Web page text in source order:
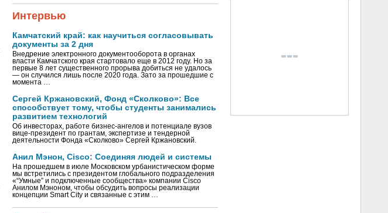
Интервью
Камчатский край: как научиться согласовывать
документы за 2 дня
Внедрение электронного документооборота в органах
власти Камчатского края стартовало еще в 2012 году. Но за
первые 8 лет существенного прорыва добиться не удалось
— он случился лишь после 2020 года. Зато за прошедшие с
момента …
Сергей Кржановский, Фонд «Сколково»: Все
способствует тому, чтобы студенты занимались
развитием технологий
Об инвесторах, работе бизнес-ангелов и потенциале вузов
вице-президент по грантам, экспертизе и тендерной
деятельности Фонда «Сколково» Сергей Кржановский.
Анил Мэнон, Cisco: Соединяя людей и системы
На прошедшем в июле Московском урбанистическом форме
мы встретились с президентом глобального подразделения
«“Умные” и подключенные сообщества» компании Cisco
Анилом Мэноном, чтобы обсудить вопросы реализации
концепции Smart City и связанные с этим …